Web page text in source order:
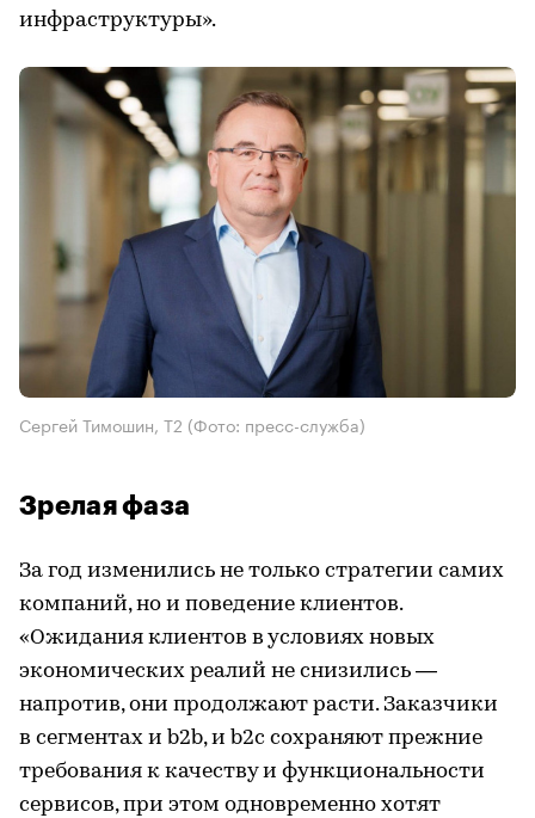
инфраструктуры».
Сергей Тимошин, Т2 (Фото: пресс-служба)
Зрелая фаза
За год изменились не только стратегии самих
компаний, но и поведение клиентов.
«Ожидания клиентов в условиях новых
экономических реалий не снизились —
напротив, они продолжают расти. Заказчики
в сегментах и b2b, и b2c сохраняют прежние
требования к качеству и функциональности
сервисов, при этом одновременно хотят